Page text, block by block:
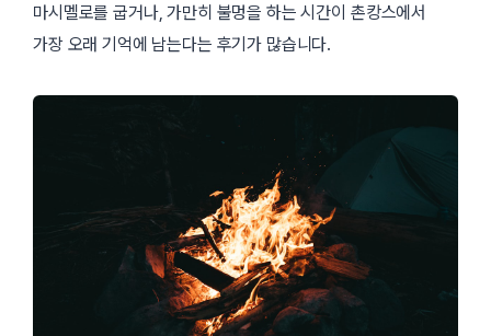
마시멜로를 굽거나, 가만히 불멍을 하는 시간이 촌캉스에서
가장 오래 기억에 남는다는 후기가 많습니다.